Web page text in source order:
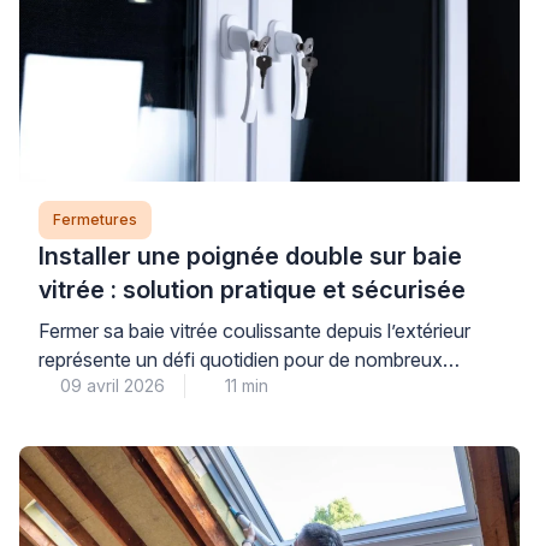
Fermetures
Installer une poignée double sur baie
vitrée : solution pratique et sécurisée
Fermer sa baie vitrée coulissante depuis l’extérieur
représente un défi quotidien pour de nombreux
propriétaires. Cette situation se présente
ou d’une terrasse sans laisser son logement ouvert.
La poignée double baie vitrée constitue une réponse
adaptée à cette problématique courante. Elle permet
de manœuvrer la menuiserie des deux côtés […]
09 avril 2026 11 min